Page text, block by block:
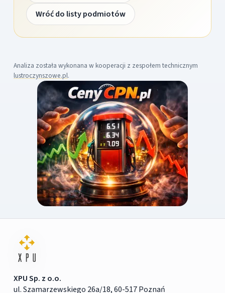
Wróć do listy podmiotów
Analiza została wykonana w kooperacji z zespołem technicznym
lustroczynszowe.pl.
XPU Sp. z o.o.
ul. Szamarzewskiego 26a/18, 60-517 Poznań